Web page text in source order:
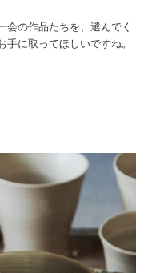
の作品たちを、選んでく
に取ってほしいですね。